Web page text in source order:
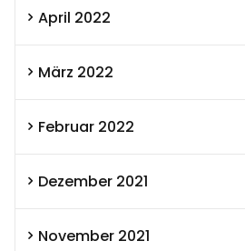
April 2022
März 2022
Februar 2022
Dezember 2021
November 2021